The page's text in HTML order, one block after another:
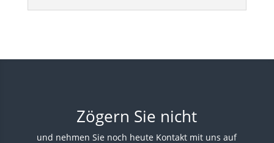
Zögern Sie nicht
und nehmen Sie noch heute Kontakt mit uns auf